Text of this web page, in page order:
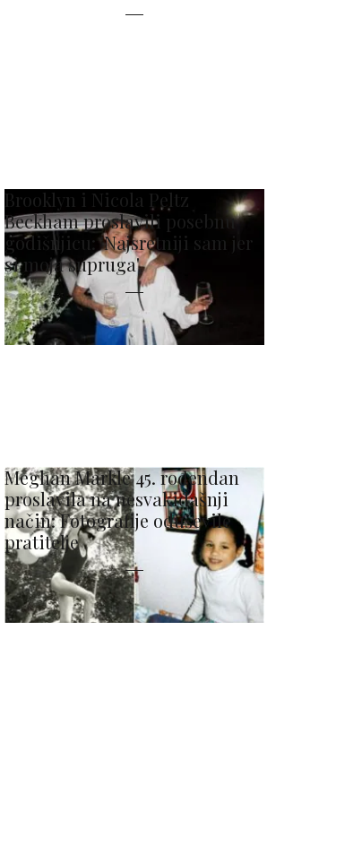
Brooklyn i Nicola Peltz
Beckham proslavili posebnu
godišnjicu: 'Najsretniji sam jer
si moja supruga'
Meghan Markle 45. rođendan
proslavila na nesvakidašnji
način: Fotografije oduševile
pratitelje